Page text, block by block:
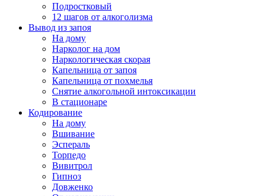
Подростковый
12 шагов от алкоголизма
Вывод из запоя
На дому
Нарколог на дом
Наркологическая скорая
Капельница от запоя
Капельница от похмелья
Снятие алкогольной интоксикации
В стационаре
Кодирование
На дому
Вшивание
Эспераль
Торпедо
Вивитрол
Гипноз
Довженко